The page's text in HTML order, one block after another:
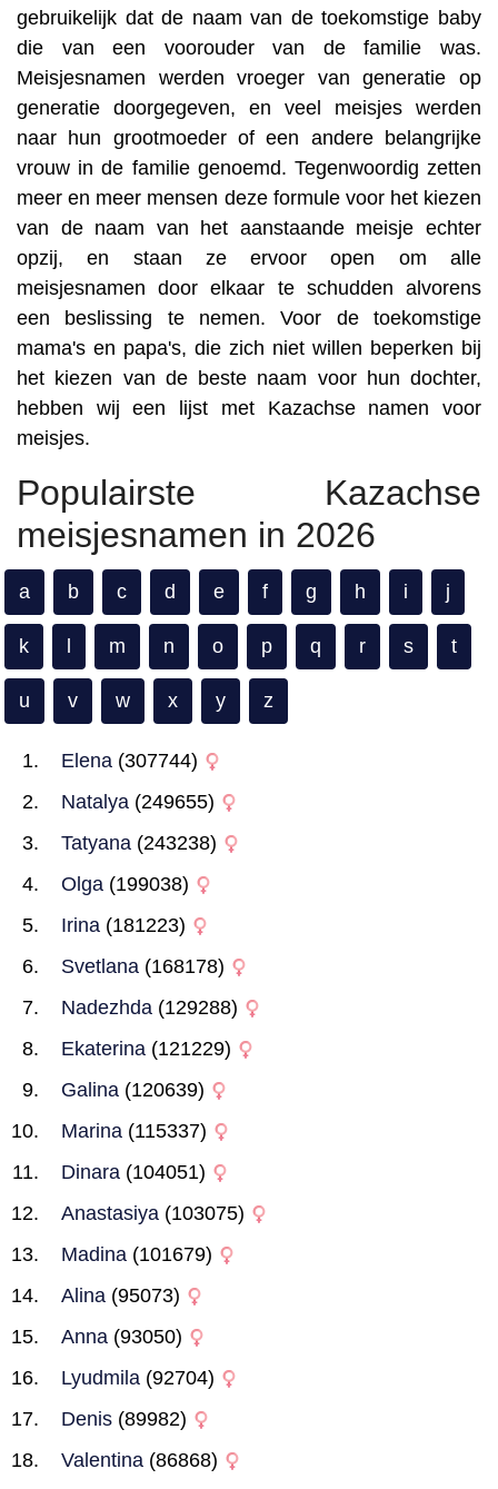
gebruikelijk dat de naam van de toekomstige baby
die van een voorouder van de familie was.
Meisjesnamen werden vroeger van generatie op
generatie doorgegeven, en veel meisjes werden
naar hun grootmoeder of een andere belangrijke
vrouw in de familie genoemd. Tegenwoordig zetten
meer en meer mensen deze formule voor het kiezen
van de naam van het aanstaande meisje echter
opzij, en staan ze ervoor open om alle
meisjesnamen door elkaar te schudden alvorens
een beslissing te nemen. Voor de toekomstige
mama's en papa's, die zich niet willen beperken bij
het kiezen van de beste naam voor hun dochter,
hebben wij een lijst met Kazachse namen voor
meisjes.
Populairste Kazachse
meisjesnamen in 2026
a b c d e f g h i j
k m n o p q r s t
u v w x y z
Elena (307744)
Natalya (249655)
Tatyana (243238)
Olga (199038)
Irina (181223)
Svetlana (168178)
Nadezhda (129288)
Ekaterina (121229)
Galina (120639)
Marina (115337)
Dinara (104051)
Anastasiya (103075)
Madina (101679)
Alina (95073)
Anna (93050)
Lyudmila (92704)
Denis (89982)
Valentina (86868)